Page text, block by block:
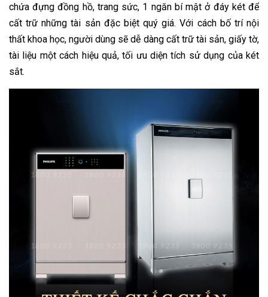
chứa đựng đồng hồ, trang sức, 1 ngăn bí mật ở đáy két để
cất trữ những tài sản đặc biệt quý giá. Với cách bố trí nội
thất khoa học, người dùng sẽ dễ dàng cất trữ tài sản, giấy tờ,
tài liệu một cách hiệu quả, tối ưu diện tích sử dụng của két
sắt.